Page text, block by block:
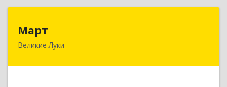
Март
Великие Луки182113, Псковская обл, Великие Луки г,